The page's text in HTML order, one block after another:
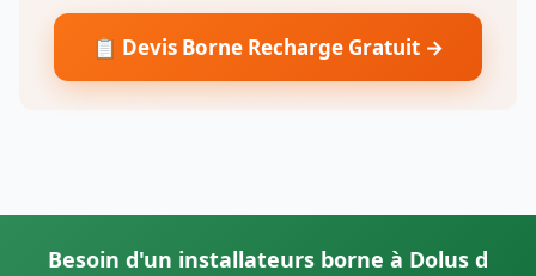
📋 Devis Borne Recharge Gratuit →
Besoin d'un installateurs borne à Dolus d